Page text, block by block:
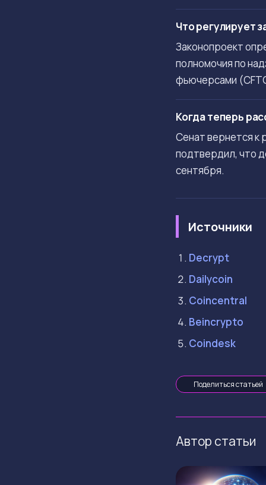
Что регулирует
Законопроект
полномочия по
фьючерсами
Когда теперь
Сенат вернется к
подтвердил, что
сентября.
Источники
Decrypt
Dailycoin
Coincentral
Beincrypto
Coindesk
Поделиться статьей
Автор статьи